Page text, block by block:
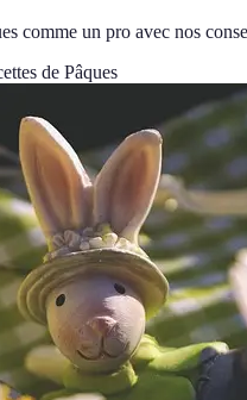
comme un pro avec nos
de Pâques